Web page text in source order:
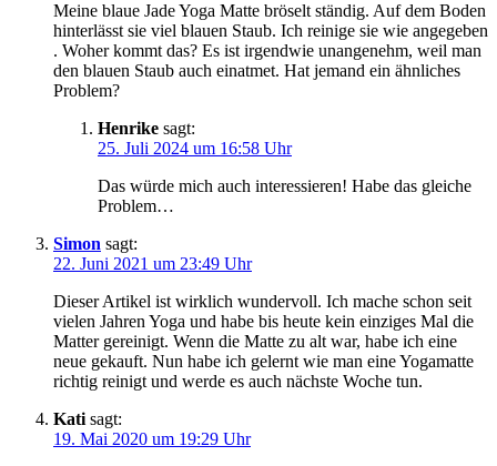
Meine blaue Jade Yoga Matte bröselt ständig. Auf dem Boden
hinterlässt sie viel blauen Staub. Ich reinige sie wie angegeben
. Woher kommt das? Es ist irgendwie unangenehm, weil man
den blauen Staub auch einatmet. Hat jemand ein ähnliches
Problem?
Henrike sagt:
25. Juli 2024 um 16:58 Uhr
Das würde mich auch interessieren! Habe das gleiche
Problem…
Simon sagt:
22. Juni 2021 um 23:49 Uhr
Dieser Artikel ist wirklich wundervoll. Ich mache schon seit
vielen Jahren Yoga und habe bis heute kein einziges Mal die
Matter gereinigt. Wenn die Matte zu alt war, habe ich eine
neue gekauft. Nun habe ich gelernt wie man eine Yogamatte
richtig reinigt und werde es auch nächste Woche tun.
Kati sagt:
19. Mai 2020 um 19:29 Uhr